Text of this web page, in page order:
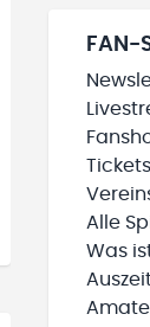
FAN-
Alle
Was